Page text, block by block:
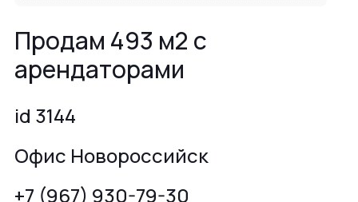
Продам 493 м2 с
арендаторами
id 3144
Офис Новороссийск
+7 (967) 930-79-30